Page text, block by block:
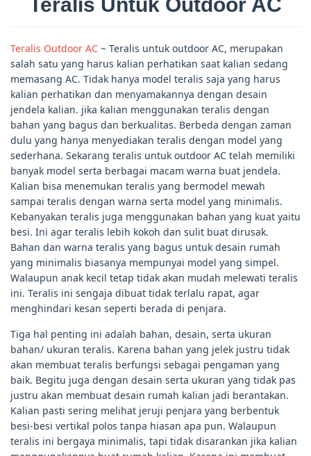
Teralis Untuk Outdoor AC
Teralis Outdoor AC ~ Teralis untuk outdoor AC, merupakan
salah satu yang harus kalian perhatikan saat kalian sedang
memasang AC. Tidak hanya model teralis saja yang harus
kalian perhatikan dan menyamakannya dengan desain
jendela kalian. jika kalian menggunakan teralis dengan
bahan yang bagus dan berkualitas. Berbeda dengan zaman
dulu yang hanya menyediakan teralis dengan model yang
sederhana. Sekarang teralis untuk outdoor AC telah memiliki
banyak model serta berbagai macam warna buat jendela.
Kalian bisa menemukan teralis yang bermodel mewah
sampai teralis dengan warna serta model yang minimalis.
Kebanyakan teralis juga menggunakan bahan yang kuat yaitu
besi. Ini agar teralis lebih kokoh dan sulit buat dirusak.
Bahan dan warna teralis yang bagus untuk desain rumah
yang minimalis biasanya mempunyai model yang simpel.
Walaupun anak kecil tetap tidak akan mudah melewati teralis
ini. Teralis ini sengaja dibuat tidak terlalu rapat, agar
menghindari kesan seperti berada di penjara.
Tiga hal penting ini adalah bahan, desain, serta ukuran
bahan/ ukuran teralis. Karena bahan yang jelek justru tidak
akan membuat teralis berfungsi sebagai pengaman yang
baik. Begitu juga dengan desain serta ukuran yang tidak pas
justru akan membuat desain rumah kalian jadi berantakan.
Kalian pasti sering melihat jeruji penjara yang berbentuk
besi-besi vertikal polos tanpa hiasan apa pun. Walaupun
teralis ini bergaya minimalis, tapi tidak disarankan jika kalian